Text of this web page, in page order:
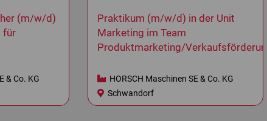
(m/w/d)
für
& Co. KG
Praktikum (m/w/d) in der Unit
Marketing im Team
Produktmarketing/Verkaufsförderung
HORSCH Maschinen SE & Co. KG
Schwandorf